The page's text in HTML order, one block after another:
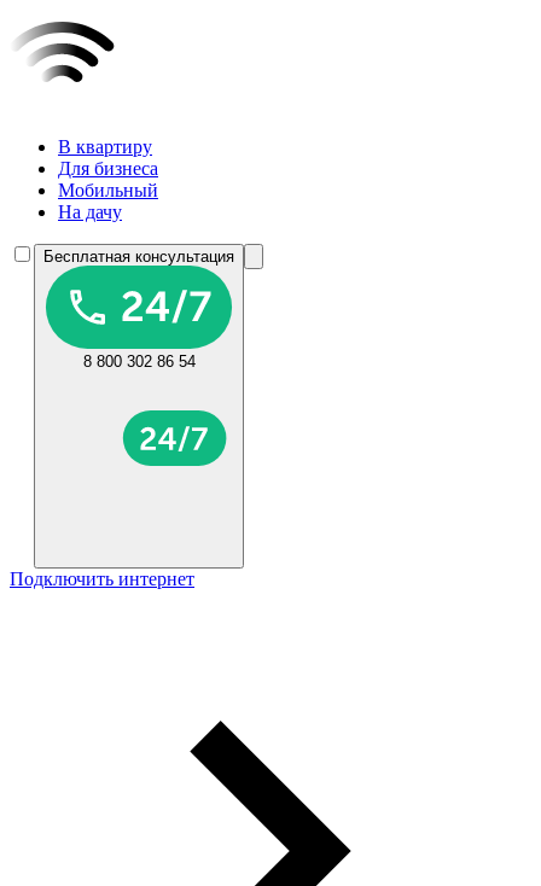
В квартиру
Для бизнеса
Мобильный
На дачу
Бесплатная консультация
8 800 302 86 54
Подключить интернет